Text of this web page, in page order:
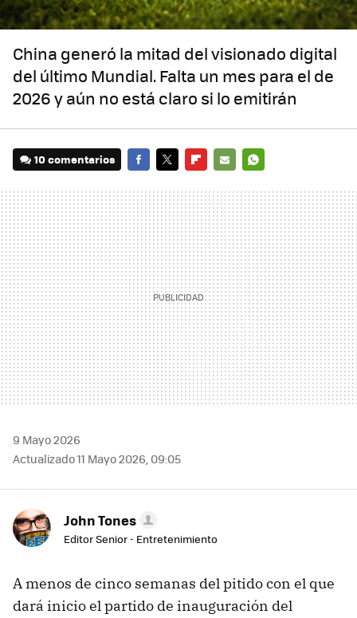
China generó la mitad del visionado digital
del último Mundial. Falta un mes para el de
2026 y aún no está claro si lo emitirán
10 comentarios
MAIL
9 Mayo 2026
Actualizado 11 Mayo 2026, 09:05
John Tones
Editor Senior - Entretenimiento
A menos de cinco semanas del pitido con el que
dará inicio el partido de inauguración del